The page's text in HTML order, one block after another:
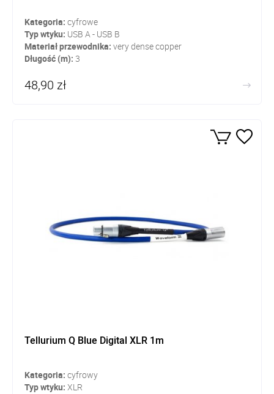
Kategoria: cyfrowe
Typ wtyku: USB A - USB B
Materiał przewodnika: very dense copper
Długość (m): 3
48,90 zł
Tellurium Q Blue Digital XLR 1m
Kategoria: cyfrowy
Typ wtyku: XLR